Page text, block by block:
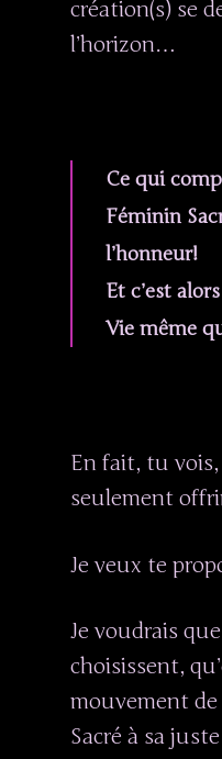
création(s) se
l’horizon…
Ce qui
Féminin
l’honneur!
Et c’est
Vie même
En fait, tu vois,
seulement
Je veux te
Je voudrais
choisissent,
mouvement
Sacré à sa